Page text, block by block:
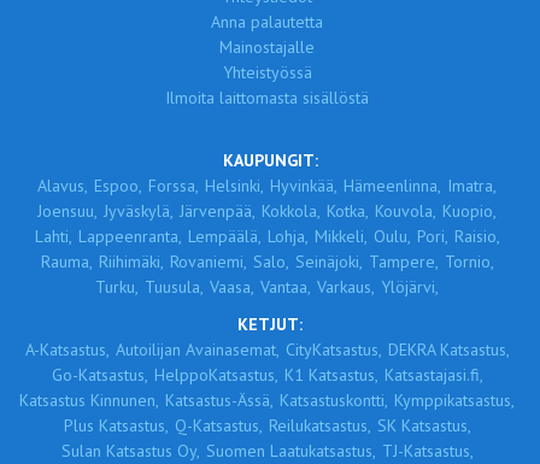
Anna palautetta
Mainostajalle
Yhteistyössä
Ilmoita laittomasta sisällöstä
KAUPUNGIT:
Alavus, Espoo, Forssa, Helsinki, Hyvinkää, Hämeenlinna, Imatra,
Joensuu, Jyväskylä, Järvenpää, Kokkola, Kotka, Kouvola, Kuopio,
Lahti, Lappeenranta, Lempäälä, Lohja, Mikkeli, Oulu, Pori, Raisio,
Rauma, Riihimäki, Rovaniemi, Salo, Seinäjoki, Tampere, Tornio,
Turku, Tuusula, Vaasa, Vantaa, Varkaus, Ylöjärvi,
KETJUT:
A-Katsastus, Autoilijan Avainasemat, CityKatsastus, DEKRA Katsastus,
Go-Katsastus, HelppoKatsastus, K1 Katsastus, Katsastajasi.fi,
Katsastus Kinnunen, Katsastus-Ässä, Katsastuskontti, Kymppikatsastus,
Plus Katsastus, Q-Katsastus, Reilukatsastus, SK Katsastus,
Sulan Katsastus Oy, Suomen Laatukatsastus, TJ-Katsastus,